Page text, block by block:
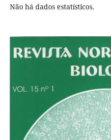
Não há dados estatísticos.